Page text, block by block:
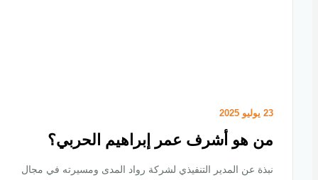
من هو أشرف عمر إبراهيم الحربي؟
نبذة عن المدير التنفيذي لشركة رواد المدى ومسيرته في مجال